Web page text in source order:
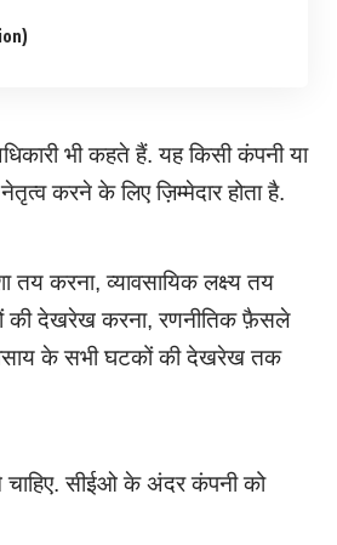
भी कहते हैं. यह किसी कंपनी या
करने के लिए ज़िम्मेदार होता है.
तय करना, व्यावसायिक लक्ष्य तय
की देखरेख करना, रणनीतिक फ़ैसले
के सभी घटकों की देखरेख तक
सीईओ के अंदर कंपनी को